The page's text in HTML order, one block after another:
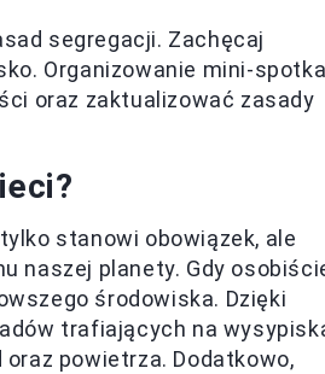
segregacji. Zachęcaj
Organizowanie mini-
oraz zaktualizować zasady
stanowi obowiązek, ale
naszej planety. Gdy
środowiska. Dzięki
trafiających na
powietrza. Dodatkowo,